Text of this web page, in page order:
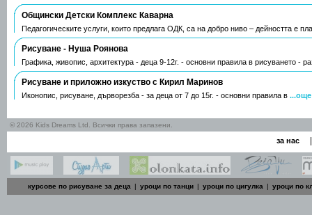
Общински Детски Комплекс Каварна
Педагогическите услуги, които предлага ОДК, са на добро ниво – дейността е
Рисуване - Нуша Роянова
Графика, живопис, архитектура - деца 9-12г. - основни правила в рисуването -
Рисуване и приложно изкуство с Кирил Маринов
Иконопис, рисуване, дърворезба - за деца от 7 до 15г. - основни правила в ...още
© 2026 Kids Dreams Ltd. Всички права запазени.
за нас |
курсове по рисуване за деца | уроци по танци | уроци по цигулка | уроци по